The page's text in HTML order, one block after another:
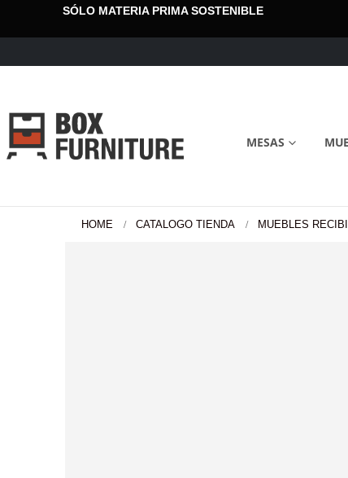
SÓLO MATERIA PRIMA SOSTENIBLE
MESAS
HOME CATALOGO TIENDA MUEBLES